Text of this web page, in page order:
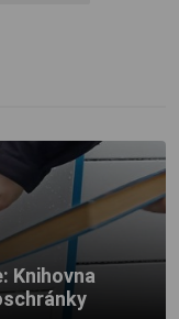
Knihovna